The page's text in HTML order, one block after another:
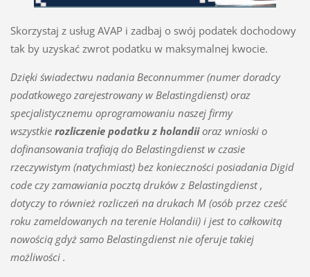
Skorzystaj z usług AVAP i zadbaj o swój podatek dochodowy
tak by uzyskać zwrot podatku w maksymalnej kwocie.
Dzięki świadectwu nadania Beconnummer (numer doradcy
podatkowego zarejestrowany w Belastingdienst) oraz
specjalistycznemu oprogramowaniu naszej firmy
wszystkie rozliczenie podatku z holandiioraz wnioski o
dofinansowania trafiają do Belastingdienst w czasie
rzeczywistym (natychmiast) bez konieczności posiadania Digid
code czy zamawiania pocztą druków z Belastingdienst ,
dotyczy to również rozliczeń na drukach M (osób przez cześć
roku zameldowanych na terenie Holandii) i jest to całkowitą
nowością gdyż samo Belastingdienst nie oferuje takiej
możliwości .